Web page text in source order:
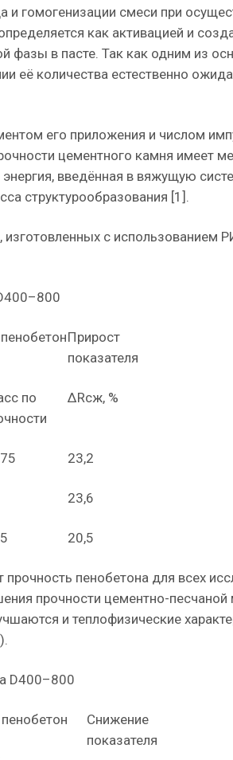
и гомогенизации смеси при
как активацией и
фазы в пасте. Так как одним из
её количества естественно
его приложения и числом
цементного камня имеет
введённая в вяжущую
структурообразования [1].
с использованием
Прирост
показателя
по
∆Rсж, %
23,2
23,6
20,5
пенобетона для всех
прочности цементно-
и теплофизические
D400–800
Снижение
показателя